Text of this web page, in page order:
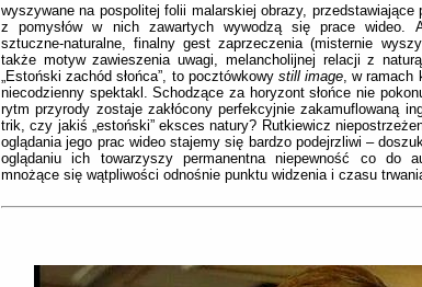
wyszywane na pospolitej folii malarskiej obrazy, przedstawiające
z pomysłów w nich zawartych wywodzą się prace wideo.
sztuczne-naturalne, finalny gest zaprzeczenia (misternie
także motyw zawieszenia uwagi, melancholijnej relacji z
„Estoński zachód słońca”, to pocztówkowy still image , w
niecodzienny spektakl. Schodzące za horyzont słońce nie
rytm przyrody zostaje zakłócony perfekcyjnie zakamuflowaną
trik, czy jakiś „estoński” eksces natury? Rutkiewicz
oglądania jego prac wideo stajemy się bardzo podejrzliwi –
oglądaniu ich towarzyszy permanentna niepewność co do
mnożące się wątpliwości odnośnie punktu widzenia i czasu